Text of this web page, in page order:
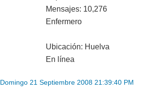
Mensajes: 10,276
Enfermero
Ubicación: Huelva
En línea
Domingo 21 Septiembre 2008 21:39:40 PM